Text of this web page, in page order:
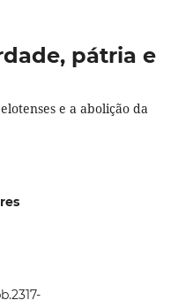
pátria e
e a abolição da